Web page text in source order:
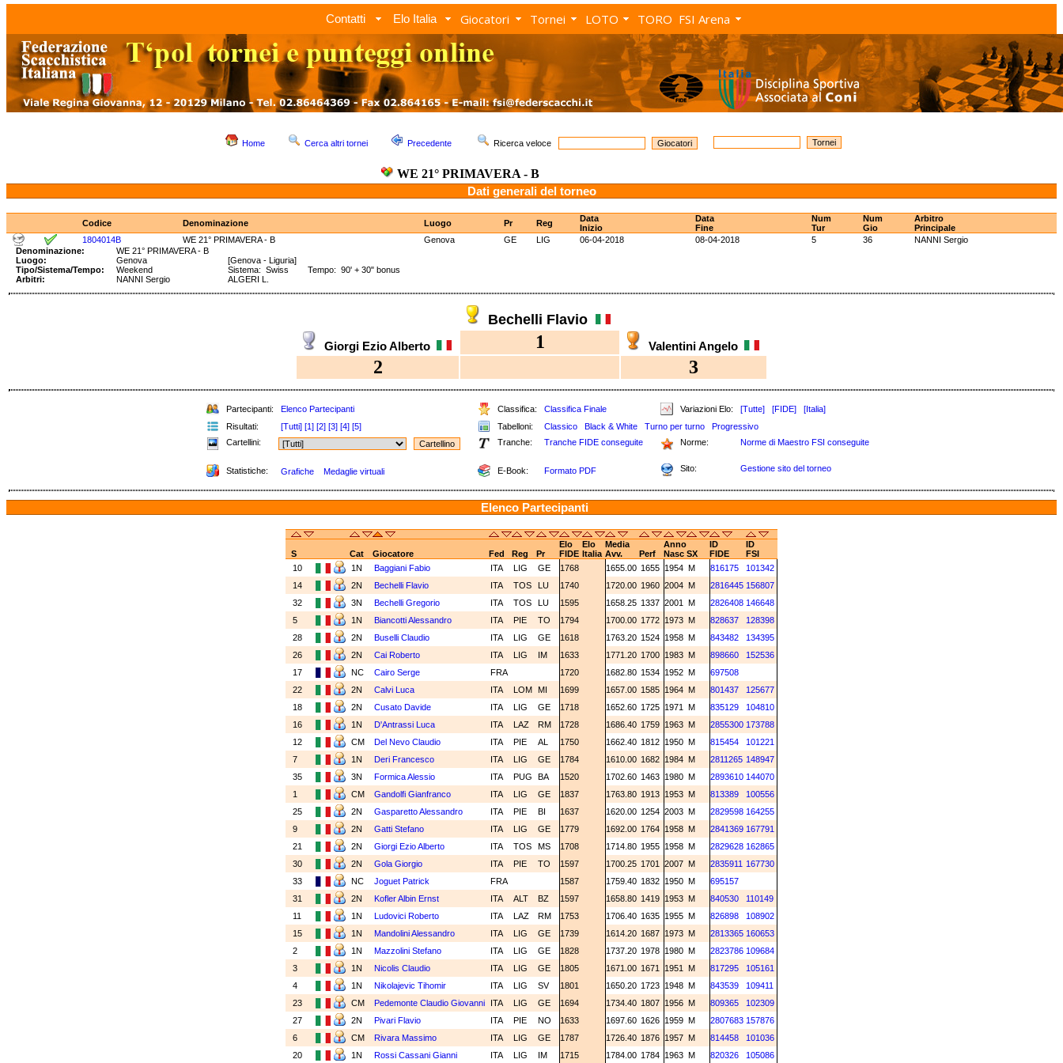
Contatti Elo Italia Giocatori Tornei LOTO TORO FSI Arena
Home Cerca altri tornei Precedente Ricerca veloce
WE 21° PRIMAVERA - B
Dati generali del torneo
Codice Denominazione Luogo Pr Reg
Data
Inizio
Data
Fine
Num
Tur
Num
Gio
Arbitro
Principale
1804014B
WE 21° PRIMAVERA - B Genova GE LIG 06-04-2018 08-04-2018 5 36
NANNI Sergio
Denominazione:
WE 21° PRIMAVERA - B
Luogo:
Genova
[Genova - Liguria]
Tipo/Sistema/Tempo:
Weekend
Sistema: Swiss Tempo: 90' + 30" bonus
Arbitri:
NANNI Sergio ALGERI L.
Bechelli Flavio
Giorgi Ezio Alberto 1 Valentini Angelo
2 3
Partecipanti: Elenco Partecipanti Classifica: Classifica Finale Variazioni Elo: [Tutte] [FIDE]
[Italia]
Risultati:
[Tutti] [1] [2] [3] [4] [5] Tabelloni: Classico Black & White Turno per turno
Progressivo
Cartellini:
Tranche: Tranche FIDE conseguite Norme: Norme di Maestro FSI conseguite
Statistiche: Grafiche Medaglie virtuali E-Book: Formato PDF Sito: Gestione sito del torneo
Elenco Partecipanti
Elo Elo Media Anno ID
ID
S
Cat Giocatore Fed Reg Pr FIDE Italia Avv. Perf Nasc SX FIDE
FSI
10
1N Baggiani Fabio ITA LIG GE 1768 1655.00 1655 1954 M 816175
101342
14
2N Bechelli Flavio ITA TOS LU 1740 1720.00 1960 2004 M 2816445 156807
32
3N Bechelli Gregorio ITA TOS LU 1595 1658.25 1337 2001 M 2826408 146648
5
1N Biancotti Alessandro ITA PIE TO 1794 1700.00 1772 1973 M 828637
128398
28
2N Buselli Claudio ITA LIG GE 1618 1763.20 1524 1958 M 843482
134395
26
2N Cai Roberto ITA LIG IM 1633 1771.20 1700 1983 M 898660
152536
17
NC Cairo Serge FRA 1720 1682.80 1534 1952 M
697508
22
2N Calvi Luca ITA LOM MI 1699 1657.00 1585 1964 M 801437
125677
18
2N Cusato Davide ITA LIG GE 1718 1652.60 1725 1971 M 835129
104810
16
1N D'Antrassi Luca ITA LAZ RM 1728 1686.40 1759 1963 M 2855300 173788
12
CM Del Nevo Claudio ITA PIE AL 1750 1662.40 1812 1950 M 815454
101221
7
1N Deri Francesco ITA LIG GE 1784 1610.00 1682 1984 M 2811265 148947
35
3N Formica Alessio ITA PUG BA 1520 1702.60 1463 1980 M 2893610 144070
1
CM Gandolfi Gianfranco ITA LIG GE 1837 1763.80 1913 1953 M 813389
100556
25
2N Gasparetto Alessandro ITA PIE BI 1637 1620.00 1254 2003 M 2829598 164255
9
2N Gatti Stefano ITA LIG GE 1779 1692.00 1764 1958 M 2841369 167791
21
2N Giorgi Ezio Alberto ITA TOS MS 1708 1714.80 1955 1958 M 2829628 162865
30
2N Gola Giorgio ITA PIE TO 1597 1700.25 1701 2007 M 2835911 167730
33
NC Joguet Patrick FRA 1587 1759.40 1832 1950 M
695157
31
2N Kofler Albin Ernst ITA ALT BZ 1597 1658.80 1419 1953 M 840530
110149
11
1N Ludovici Roberto ITA LAZ RM 1753 1706.40 1635 1955 M 826898
108902
15
1N Mandolini Alessandro ITA LIG GE 1739 1614.20 1687 1973 M 2813365 160653
2
1N Mazzolini Stefano ITA LIG GE 1828 1737.20 1978 1980 M 2823786 109684
3
1N Nicolis Claudio ITA LIG GE 1805 1671.00 1671 1951 M 817295
105161
4
1N Nikolajevic Tihomir ITA LIG SV 1801 1650.20 1723 1948 M 843539
109411
23
CM Pedemonte Claudio Giovanni ITA LIG GE 1694 1734.40 1807 1956 M 809365
102309
27
2N Pivari Flavio ITA PIE NO 1633 1697.60 1626 1959 M 2807683 157876
6
CM Rivara Massimo ITA LIG GE 1787 1726.40 1876 1957 M 814458
101036
20
1N Rossi Cassani Gianni ITA LIG IM 1715 1784.00 1784 1963 M 820326 105086